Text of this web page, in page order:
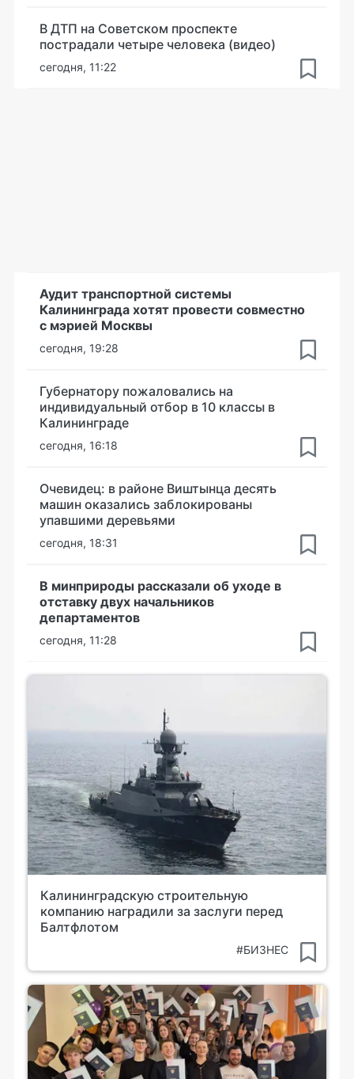
В ДТП на Советском проспекте
пострадали четыре человека (видео)
сегодня, 11:22
Аудит транспортной системы
Калининграда хотят провести совместно
с мэрией Москвы
сегодня, 19:28
Губернатору пожаловались на
индивидуальный отбор в 10 классы в
Калининграде
сегодня, 16:18
Очевидец: в районе Виштынца десять
машин оказались заблокированы
упавшими деревьями
сегодня, 18:31
В минприроды рассказали об уходе в
отставку двух начальников
департаментов
сегодня, 11:28
Калининградскую строительную
компанию наградили за заслуги перед
Балтфлотом
#БИЗНЕС